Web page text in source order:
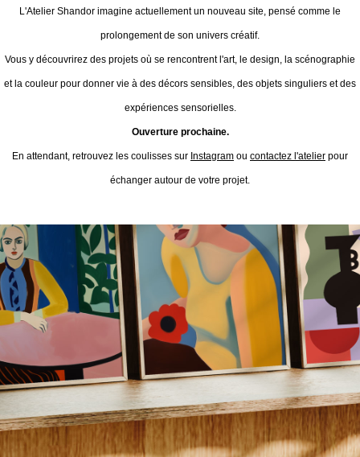
L'Atelier Shandor imagine actuellement un nouveau site, pensé comme le
prolongement de son univers créatif.
Vous y découvrirez des projets où se rencontrent l'art, le design, la scénographie
et la couleur pour donner vie à des décors sensibles, des objets singuliers et des
expériences sensorielles.
Ouverture prochaine.
En attendant, retrouvez les coulisses sur Instagram ou contactez l'atelier pour
échanger autour de votre projet.